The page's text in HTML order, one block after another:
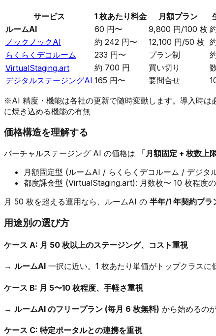
サービス 1 枚あたり料金 月額プラン
ルームAI
60 円〜 9,800 円/100 枚
ノックノックAI
約 242 円〜 12,100 円/50 枚
らくらくデコルーム
233 円〜 プラン制
VirtualStaging.art
約 700 円 買い切り
デジタルステージングAI 165 円〜 要問合せ
※AI 精度・機能は各社の更新で随時変動します。導入時
に焼き込める機能の有無
価格構造を理解する
バーチャルステージング AI の価格は 「月額固定 + 枚数上限
月額固定型 (ルームAI / らくらくデコルーム / デジタ
都度課金型 (VirtualStaging.art): 月数枚〜 10 枚程度の
月 50 枚を超える運用なら、ルームAI の 半年/1 年契約プラ
用途別の選び方
ケース A: 月 50 枚以上のステージング、コスト重視
→ ルームAI 一択に近い。1 枚あたり単価がトップクラス
ケース B: 月 5〜10 枚程度、手軽さ重視
→ ルームAI のフリープラン (毎月 6 枚無料) から始めるの
ケース C: 特定ポータルとの連携を重視